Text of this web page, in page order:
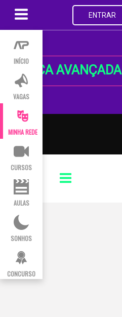
INÍCIO
VAGAS
MINHA REDE
CURSOS
AULAS
SONHOS
CONCURSO
ENTRAR
BUSCA AVANÇADA